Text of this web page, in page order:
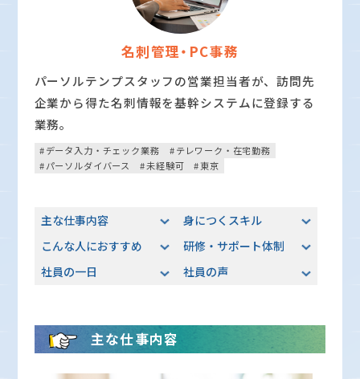
名刺管理・PC事務
パーソルテンプスタッフの営業担当者が、訪問先
企業から得た名刺情報を基幹システムに登録する
業務。
データ入力・チェック業務
テレワーク・在宅勤務
パーソルダイバース
未経験可 東京
主な仕事内容
身につくスキル
こんな人におすすめ
研修・サポート体制
社員の一日
社員の声
主な仕事内容